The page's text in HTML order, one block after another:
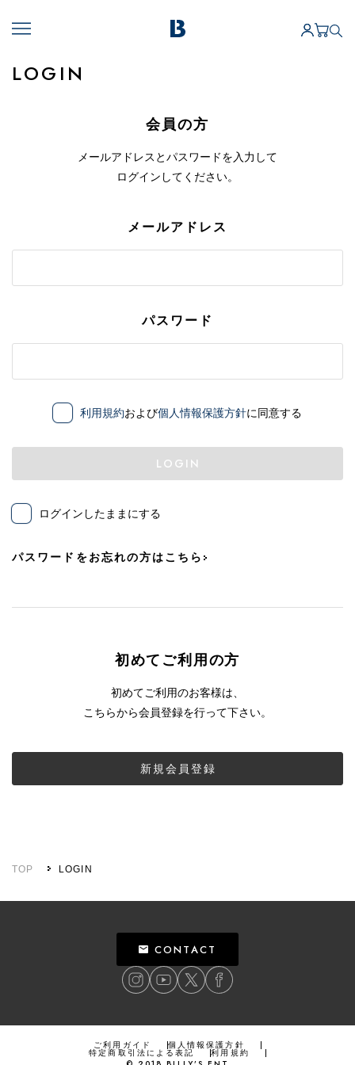
LOGIN
会員の方
メールアドレスとパスワードを入力して
ログインしてください。
メールアドレス
パスワード
利用規約および個人情報保護方針に同意する
LOGIN
ログインしたままにする
パスワードをお忘れの方はこちら
初めてご利用の方
初めてご利用のお客様は、
こちらから会員登録を行って下さい。
新規会員登録
TOP LOGIN
CONTACT
ご利用ガイド 個人情報保護方針
特定商取引法による表記
利用規約